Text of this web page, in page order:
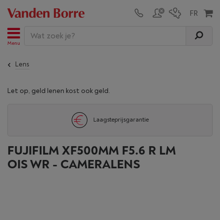
Menu
Lens
Let op, geld lenen kost ook geld.
Laagsteprijsgarantie
FUJIFILM XF500MM F5.6 R LM
OIS WR - CAMERALENS